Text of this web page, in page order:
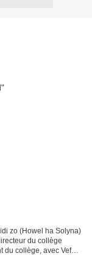
zo (Howel ha Solyna)
du collège
du collège, avec Vefa